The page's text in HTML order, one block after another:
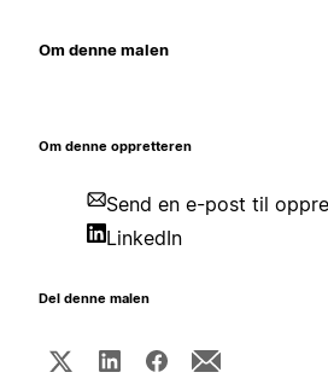
Om denne malen
Om denne oppretteren
Send en e-post til
LinkedIn
Del denne malen